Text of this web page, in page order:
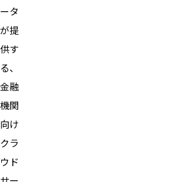
ータ
が提
供す
る、
金融
機関
向け
クラ
ウド